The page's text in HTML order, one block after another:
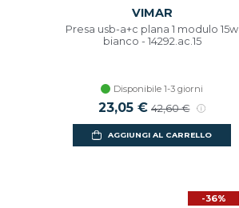
VIMAR
Presa usb-a+c plana 1 modulo 15w
bianco - 14292.ac.15
Disponibile 1-3 giorni
23,05 € 42,60 €
AGGIUNGI AL CARRELLO
-36%